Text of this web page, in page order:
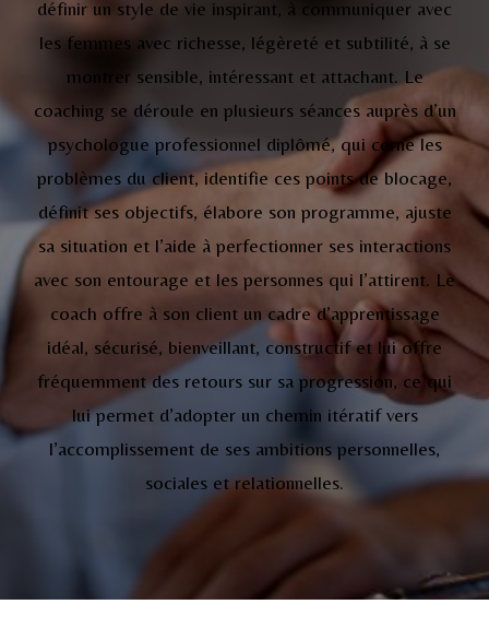
définir un style de vie inspirant, à communiquer avec
les femmes avec richesse, légèreté et subtilité, à se
montrer sensible, intéressant et attachant. Le
coaching se déroule en plusieurs séances auprès d’un
psychologue professionnel diplômé, qui cerne les
problèmes du client, identifie ces points de blocage,
définit ses objectifs, élabore son programme, ajuste
sa situation et l’aide à perfectionner ses interactions
avec son entourage et les personnes qui l’attirent. Le
coach offre à son client un cadre d’apprentissage
idéal, sécurisé, bienveillant, constructif et lui offre
fréquemment des retours sur sa progression, ce qui
lui permet d’adopter un chemin itératif vers
l’accomplissement de ses ambitions personnelles,
sociales et relationnelles.